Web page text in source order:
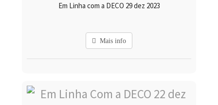
Em Linha com a DECO 29 dez 2023
Mais info